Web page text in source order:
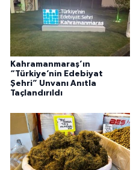
Kahramanmaraş’ın
“Türkiye’nin Edebiyat
Şehri” Unvanı Anıtla
Taçlandırıldı